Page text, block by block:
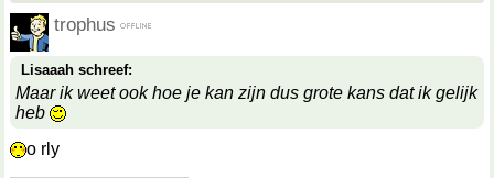
trophus
Lisaaah schreef:
Maar ik weet ook hoe je kan zijn dus grote kans dat ik gelijk
heb
o rly